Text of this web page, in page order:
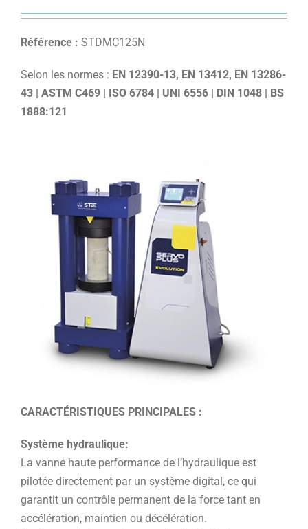
Référence : STDMC125N
Selon les normes : EN 12390-13, EN 13412, EN 13286-
43 | ASTM C469 | ISO 6784 | UNI 6556 | DIN 1048 | BS
1888:121
CARACTÉRISTIQUES PRINCIPALES :
Système hydraulique:
La vanne haute performance de l’hydraulique est
pilotée directement par un système digital, ce qui
garantit un contrôle permanent de la force tant en
accélération, maintien ou décélération.